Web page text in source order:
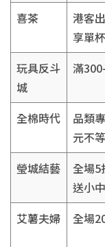
喜茶
港客
享單
玩具反斗
城
滿
全棉時代
品類
元不等
瑩城結藝
全場5
送小
艾薯夫婦 全場